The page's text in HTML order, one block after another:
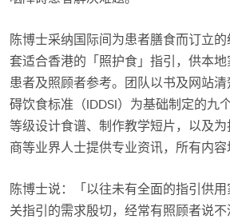
陈博士采纳国际间为患者膳食而订立
套适合香港的「照护食」指引，供本
患者及照顾者参考。团队以书及网站
碍饮食标准（IDDSI）为基础制定的九
等级设计食谱、制作教学短片，以及
商等业界人士提供专业资讯，所有内容
陈博士说：「以往未有全面的指引供
关指引的需求殷切，经常有照顾者说不